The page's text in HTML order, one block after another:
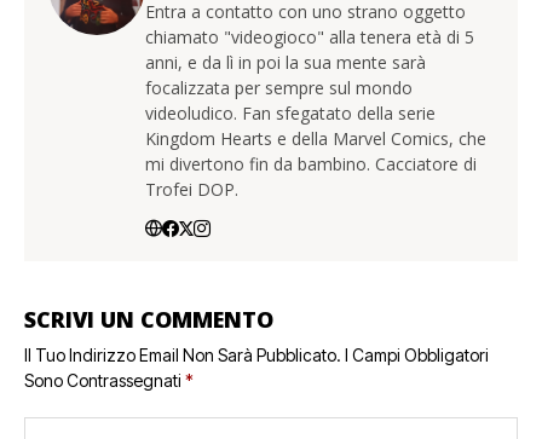
Entra a contatto con uno strano oggetto
chiamato "videogioco" alla tenera età di 5
anni, e da lì in poi la sua mente sarà
focalizzata per sempre sul mondo
videoludico. Fan sfegatato della serie
Kingdom Hearts e della Marvel Comics, che
mi divertono fin da bambino. Cacciatore di
Trofei DOP.
SCRIVI UN COMMENTO
Il Tuo Indirizzo Email Non Sarà Pubblicato. I Campi Obbligatori
Sono Contrassegnati *